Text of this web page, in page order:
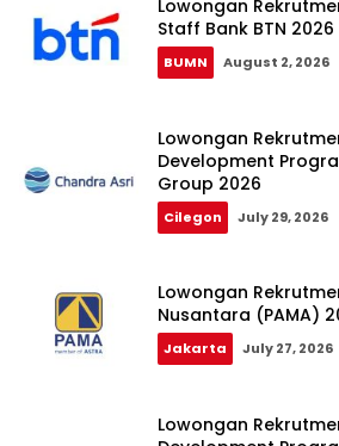
Lowongan
Staff Bank BTN 2026
BUMN August 2, 2026
Lowongan
Development
Group 2026
Cilegon July 29, 2026
Lowongan
Nusantara (PAMA)
Jakarta July 27, 2026
Lowongan